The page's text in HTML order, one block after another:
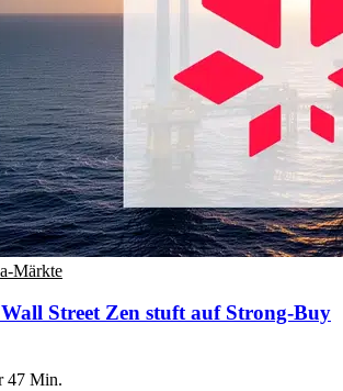
Märkte
Street Zen stuft auf Strong-Buy
47 Min.